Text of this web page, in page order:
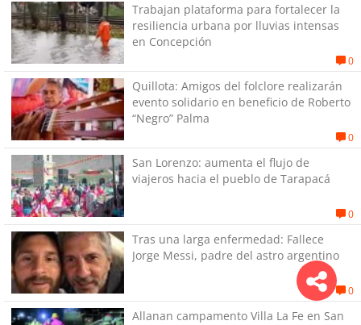
Trabajan plataforma para fortalecer la
resiliencia urbana por lluvias intensas
en Concepción
0
Quillota: Amigos del folclore realizarán
evento solidario en beneficio de Roberto
“Negro” Palma
0
San Lorenzo: aumenta el flujo de
viajeros hacia el pueblo de Tarapacá
0
Tras una larga enfermedad: Fallece
Jorge Messi, padre del astro argentino
0
Allanan campamento Villa La Fe en San